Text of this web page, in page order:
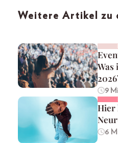
Weitere Artikel zu
Was
9
Hier
6